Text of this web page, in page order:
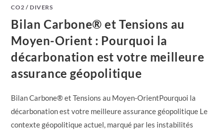
CO2 / DIVERS
Bilan Carbone® et Tensions au
Moyen-Orient : Pourquoi la
décarbonation est votre meilleure
assurance géopolitique
Bilan Carbone® et Tensions au Moyen-OrientPourquoi la
décarbonation est votre meilleure assurance géopolitique Le
contexte géopolitique actuel, marqué par les instabilités